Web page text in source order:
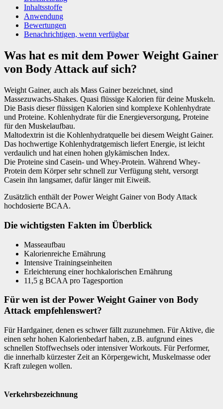
Inhaltsstoffe
Anwendung
Bewertungen
Benachrichtigen, wenn verfügbar
Was hat es mit dem Power Weight Gainer
von Body Attack auf sich?
Weight Gainer, auch als Mass Gainer bezeichnet, sind
Massezuwachs-Shakes. Quasi flüssige Kalorien für deine Muskeln.
Die Basis dieser flüssigen Kalorien sind komplexe Kohlenhydrate
und Proteine. Kohlenhydrate für die Energieversorgung, Proteine
für den Muskelaufbau.
Maltodextrin ist die Kohlenhydratquelle bei diesem Weight Gainer.
Das hochwertige Kohlenhydratgemisch liefert Energie, ist leicht
verdaulich und hat einen hohen glykämischen Index.
Die Proteine sind Casein- und Whey-Protein. Während Whey-
Protein dem Körper sehr schnell zur Verfügung steht, versorgt
Casein ihn langsamer, dafür länger mit Eiweiß.
Zusätzlich enthält der Power Weight Gainer von Body Attack
hochdosierte BCAA.
Die wichtigsten Fakten im Überblick
Masseaufbau
Kalorienreiche Ernährung
Intensive Trainingseinheiten
Erleichterung einer hochkalorischen Ernährung
11,5 g BCAA pro Tagesportion
Für wen ist der Power Weight Gainer von Body
Attack empfehlenswert?
Für Hardgainer, denen es schwer fällt zuzunehmen. Für Aktive, die
einen sehr hohen Kalorienbedarf haben, z.B. aufgrund eines
schnellen Stoffwechsels oder intensiver Workouts. Für Performer,
die innerhalb kürzester Zeit an Körpergewicht, Muskelmasse oder
Kraft zulegen wollen.
Verkehrsbezeichnung